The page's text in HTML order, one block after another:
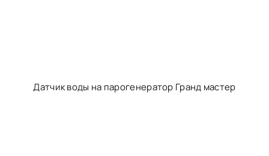
Датчик воды на парогенератор Гранд мастер